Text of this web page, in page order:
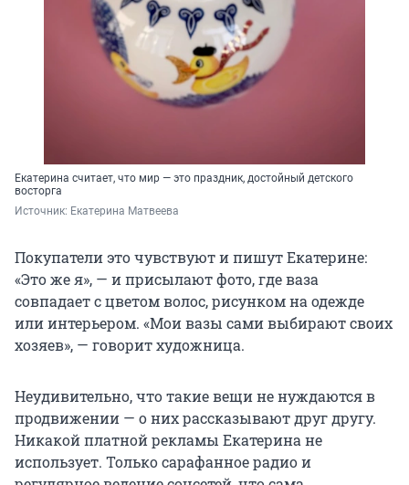
Екатерина считает, что мир — это праздник, достойный детского
восторга
Источник: Екатерина Матвеева
Покупатели это чувствуют и пишут Екатерине:
«Это же я», — и присылают фото, где ваза
совпадает с цветом волос, рисунком на одежде
или интерьером. «Мои вазы сами выбирают своих
хозяев», — говорит художница.
Неудивительно, что такие вещи не нуждаются в
продвижении — о них рассказывают друг другу.
Никакой платной рекламы Екатерина не
использует. Только сарафанное радио и